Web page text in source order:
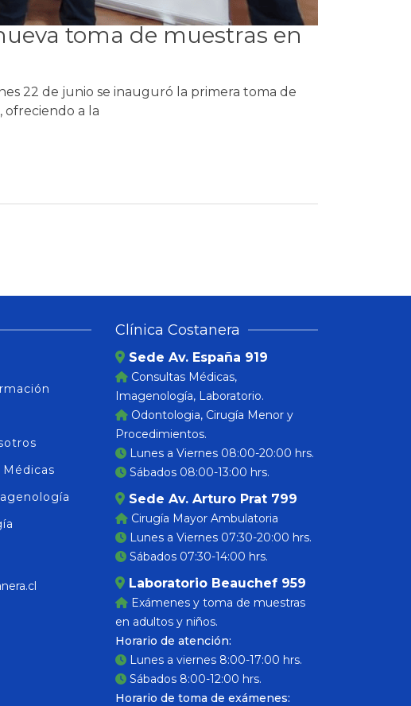
toma de muestras en
22 de junio se inauguró la primera toma de
ofreciendo a la
Clínica Costanera
Sede Av. España 919
Consultas Médicas,
Imagenología, Laboratorio.
Odontologia, Cirugía Menor y
Procedimientos.
Lunes a Viernes 08:00-20:00 hrs.
Sábados 08:00-13:00 hrs.
Sede Av. Arturo Prat 799
Cirugía Mayor Ambulatoria
Lunes a Viernes 07:30-20:00 hrs.
Sábados 07:30-14:00 hrs.
Laboratorio Beauchef 959
Exámenes y toma de muestras
en adultos y niños.
Horario de atención:
Lunes a viernes 8:00-17:00 hrs.
Sábados 8:00-12:00 hrs.
Horario de toma de exámenes: